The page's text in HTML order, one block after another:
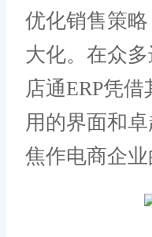
优化销售策
大化。在众
店通ERP凭
用的界面和
焦作电商企业